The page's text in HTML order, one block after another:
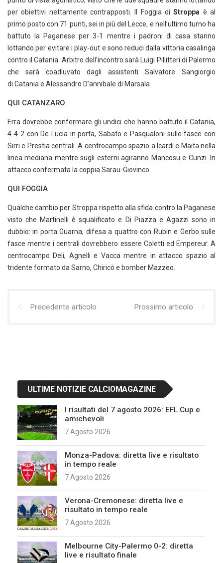
per obiettivi nettamente contrapposti. Il Foggia diStroppa è al
primo posto con 71 punti, sei in più del Lecce, e nell’ultimo turno ha
battuto la Paganese per 3-1 mentre i padroni di casa stanno
lottando per evitare i play-out e sono reduci dalla vittoria casalinga
contro il Catania. Arbitro dell’incontro sarà Luigi Pillitteri di Palermo
che sarà coadiuvato dagli assistenti Salvatore Sangiorgio
di Catania e Alessandro D’annibale di Marsala.
QUI CATANZARO
Erra dovrebbe confermare gli undici che hanno battuto il Catania,
4-4-2 con De Lucia in porta, Sabato e Pasqualoni sulle fasce con
Sirri e Prestia centrali. A centrocampo spazio a Icardi e Maita nella
linea mediana mentre sugli esterni agiranno Mancosu e Cunzi. In
attacco confermata la coppia Sarau-Giovinco.
QUI FOGGIA
Qualche cambio per Stroppa rispetto alla sfida contro la Paganese
visto che Martinelli è squalificato e Di Piazza e Agazzi sono in
dubbio: in porta Guarna, difesa a quattro con Rubin e Gerbo sulle
fasce mentre i centrali dovrebbero essere Coletti ed Empereur. A
centrocampo Deli, Agnelli e Vacca mentre in attacco spazio al
tridente formato da Sarno, Chiricò e bomber Mazzeo.
Precedente articolo Prossimo articolo
ULTIME NOTIZIE CALCIOMAGAZINE
I risultati del 7 agosto 2026: EFL Cup e
amichevoli
7 Agosto 2026
Monza-Padova: diretta live e risultato
in tempo reale
7 Agosto 2026
Verona-Cremonese: diretta live e
risultato in tempo reale
7 Agosto 2026
Melbourne City-Palermo 0-2: diretta
live e risultato finale